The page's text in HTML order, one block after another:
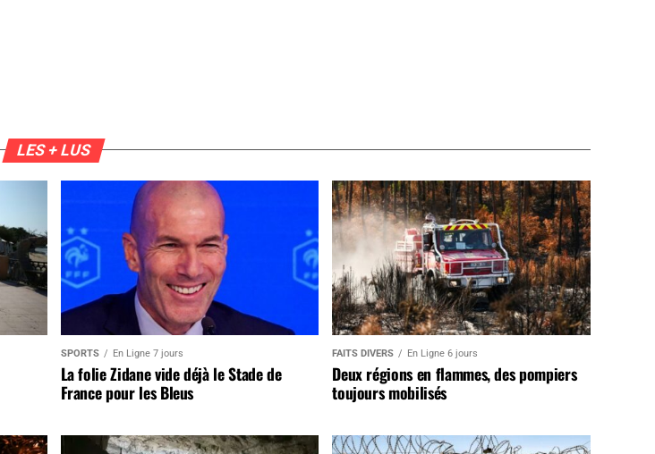
LES + LUS
SPORTS En Ligne 7 jours
La folie Zidane vide déjà le Stade de
France pour les Bleus
FAITS DIVERS En Ligne 6 jours
Deux régions en flammes, des pompiers
toujours mobilisés